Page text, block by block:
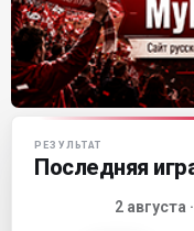
Матч-центр
РЕЗУЛЬТАТ
Последняя
2